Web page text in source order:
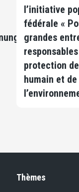
l’initiative
fédérale «
grandes
protection
humain et de
Thèmes